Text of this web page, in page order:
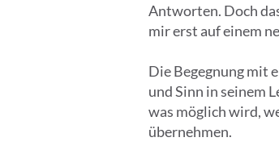
Antworten. Doch
mir erst auf einem
Die Begegnung mit
und Sinn in seinem
was möglich wird,
übernehmen.